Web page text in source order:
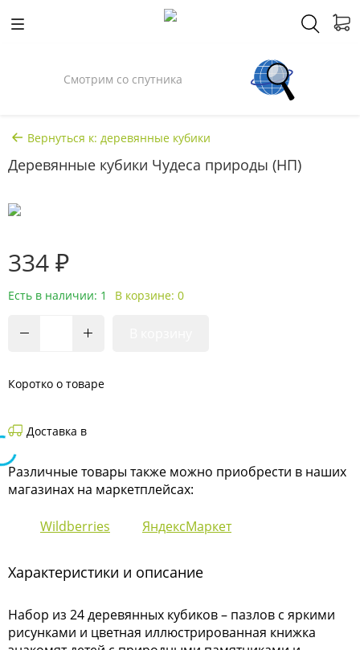
Смотрим со спутника
Вернуться к: деревянные кубики
Деревянные кубики Чудеса природы (НП)
334 ₽
Есть в наличии: 1 В корзине: 0
Коротко о товаре
Доставка в
Различные товары также можно приобрести в наших
магазинах на маркетплейсах:
Wildberries ЯндексМаркет
Характеристики и описание
Набор из 24 деревянных кубиков – пазлов с яркими
рисунками и цветная иллюстрированная книжка